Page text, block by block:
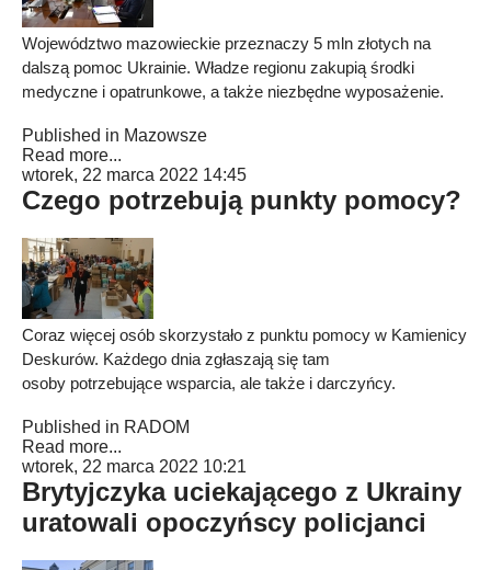
Województwo mazowieckie przeznaczy 5 mln złotych na
dalszą pomoc Ukrainie. Władze regionu zakupią środki
medyczne i opatrunkowe, a także niezbędne wyposażenie.
Published in Mazowsze
Read more...
wtorek, 22 marca 2022 14:45
Czego potrzebują punkty pomocy?
Coraz więcej osób skorzystało z punktu pomocy w Kamienicy
Deskurów. Każdego dnia zgłaszają się tam
osoby potrzebujące wsparcia, ale także i darczyńcy.
Published in RADOM
Read more...
wtorek, 22 marca 2022 10:21
Brytyjczyka uciekającego z Ukrainy
uratowali opoczyńscy policjanci